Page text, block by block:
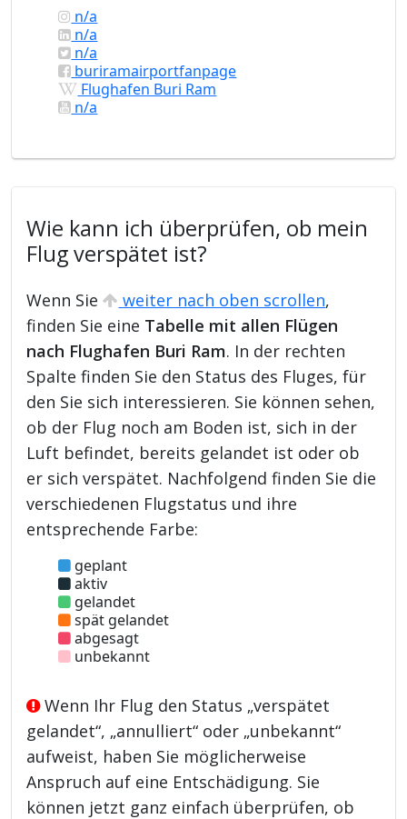
n/a
n/a
n/a
buriramairportfanpage
Flughafen Buri Ram
n/a
Wie kann ich überprüfen, ob mein
Flug verspätet ist?
Wenn Sie weiter nach oben scrollen,
finden Sie eine Tabelle mit allen Flügen
nach Flughafen Buri Ram. In der rechten
Spalte finden Sie den Status des Fluges, für
den Sie sich interessieren. Sie können sehen,
ob der Flug noch am Boden ist, sich in der
Luft befindet, bereits gelandet ist oder ob
er sich verspätet. Nachfolgend finden Sie die
verschiedenen Flugstatus und ihre
entsprechende Farbe:
geplant
aktiv
gelandet
spät gelandet
abgesagt
unbekannt
Wenn Ihr Flug den Status „verspätet
gelandet“, „annulliert“ oder „unbekannt“
aufweist, haben Sie möglicherweise
Anspruch auf eine Entschädigung. Sie
können jetzt ganz einfach überprüfen, ob